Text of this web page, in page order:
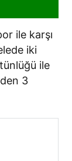
ile karşı
iki
ile
3